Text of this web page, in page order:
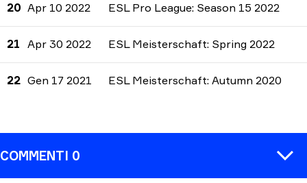
20 Apr 10 2022 ESL Pro League: Season 15 2022
21 Apr 30 2022 ESL Meisterschaft: Spring 2022
22 Gen 17 2021 ESL Meisterschaft: Autumn 2020
COMMENTI 0